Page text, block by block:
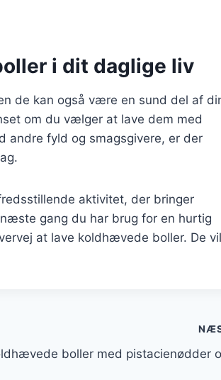
i dit daglige liv
de kan også være en sund del af
om du vælger at lave dem med
andre fyld og smagsgivere, er der
aktivitet, der bringer
gang du har brug for en hurtig
at lave koldhævede boller. De vil
boller med pistacienødder